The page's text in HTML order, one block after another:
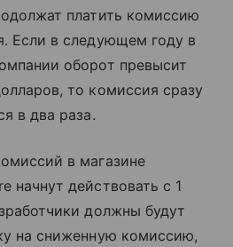
платить комиссию
Если в следующем году в
оборот превысит
то комиссия сразу
в два раза.
в магазине
начнут действовать с 1
должны будут
на сниженную комиссию,